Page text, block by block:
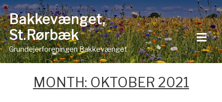
Skip
to
content
Bakkevænget,
St.Rørbæk
Grundejerforeningen Bakkevænget
MONTH: OKTOBER 2021